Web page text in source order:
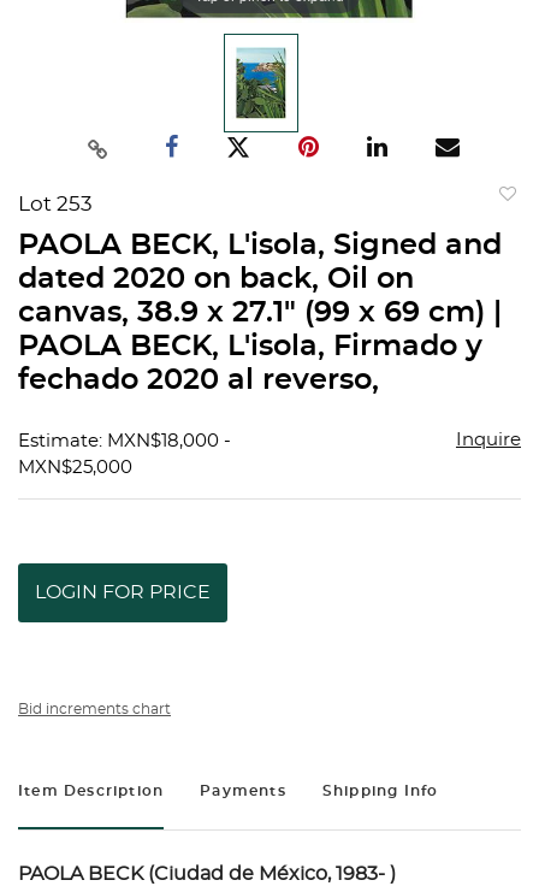
Lot 253
PAOLA BECK, L'isola, Signed and
dated 2020 on back, Oil on
canvas, 38.9 x 27.1" (99 x 69 cm) |
PAOLA BECK, L'isola, Firmado y
fechado 2020 al reverso,
Estimate: MXN$18,000 -
MXN$25,000
Inquire
LOGIN FOR PRICE
Bid increments chart
Item Description Payments Shipping Info
PAOLA BECK (Ciudad de México, 1983- )